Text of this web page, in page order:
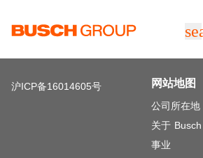
沪ICP备16014605号 网站地图
公司所在地
关于
事业